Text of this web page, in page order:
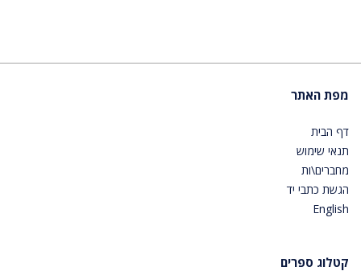
מפת האתר
דף הבית
תנאי שימוש
מחברים\ות
הגשת כתבי יד
English
קטלוג ספרים